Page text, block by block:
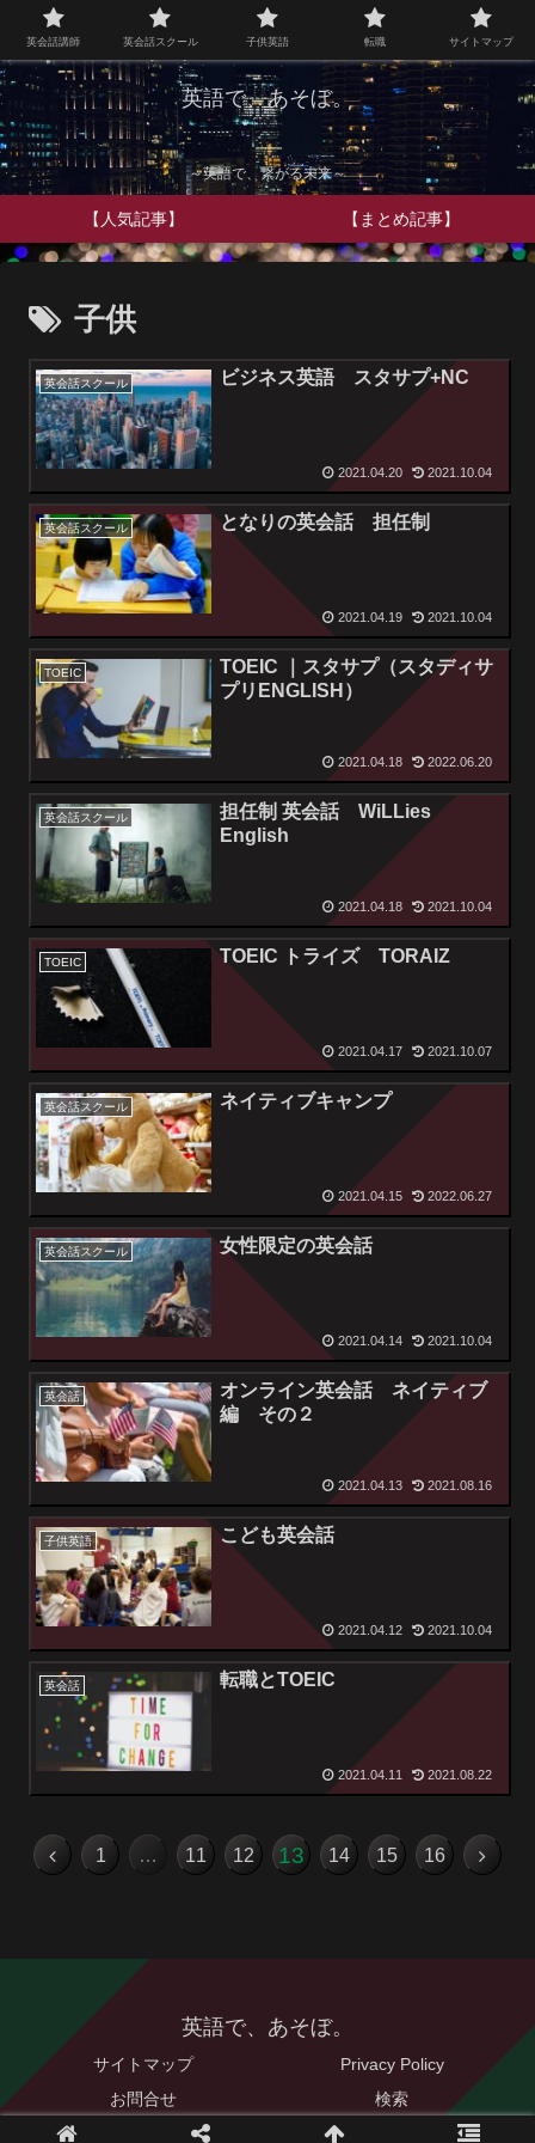
英語で、あそぼ。
～英語で、繋がる未来～
【人気記事】 【まとめ記事】
子供
英会話スクール ビジネス英語 スタサプ+NC
2021.04.20 2021.10.04
英会話スクール となりの英会話 担任制
2021.04.19 2021.10.04
TOEIC
TOEIC ｜スタサプ（スタディサ
プリENGLISH）
2021.04.18 2022.06.20
英会話スクール
担任制 英会話 WiLLies
English
2021.04.18 2021.10.04
TOEIC TOEIC トライズ TORAIZ
2021.04.17 2021.10.07
英会話スクール ネイティブキャンプ
2021.04.15 2022.06.27
英会話スクール 女性限定の英会話
2021.04.14 2021.10.04
英会話
オンライン英会話 ネイティブ
編 その２
2021.04.13 2021.08.16
子供英語 こども英会話
2021.04.12 2021.10.04
英会話 転職とTOEIC
2021.04.11 2021.08.22
1 … 11 12 13 14 15 16
英語で、あそぼ。
サイトマップ
Privacy Policy
お問合せ
検索
英会話講師 英会話スクール 子供英語 転職 サイトマップ